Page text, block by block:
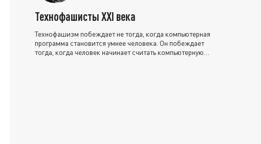
Технофашисты XXI века
Технофашизм побеждает не тогда, когда компьютерная
программа становится умнее человека. Он побеждает
тогда, когда человек начинает считать компьютерную